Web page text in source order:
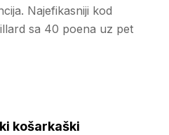
Najefikasniji kod
sa 40 poena uz pet
košarkaški